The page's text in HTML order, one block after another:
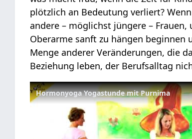
plötzlich an Bedeutung verliert?
andere – möglichst jüngere –
Oberarme sanft zu hängen beginnen
Menge anderer Veränderungen, die
Beziehung leben, der Berufsalltag
Hormonyoga Yogastunde mit Purnima